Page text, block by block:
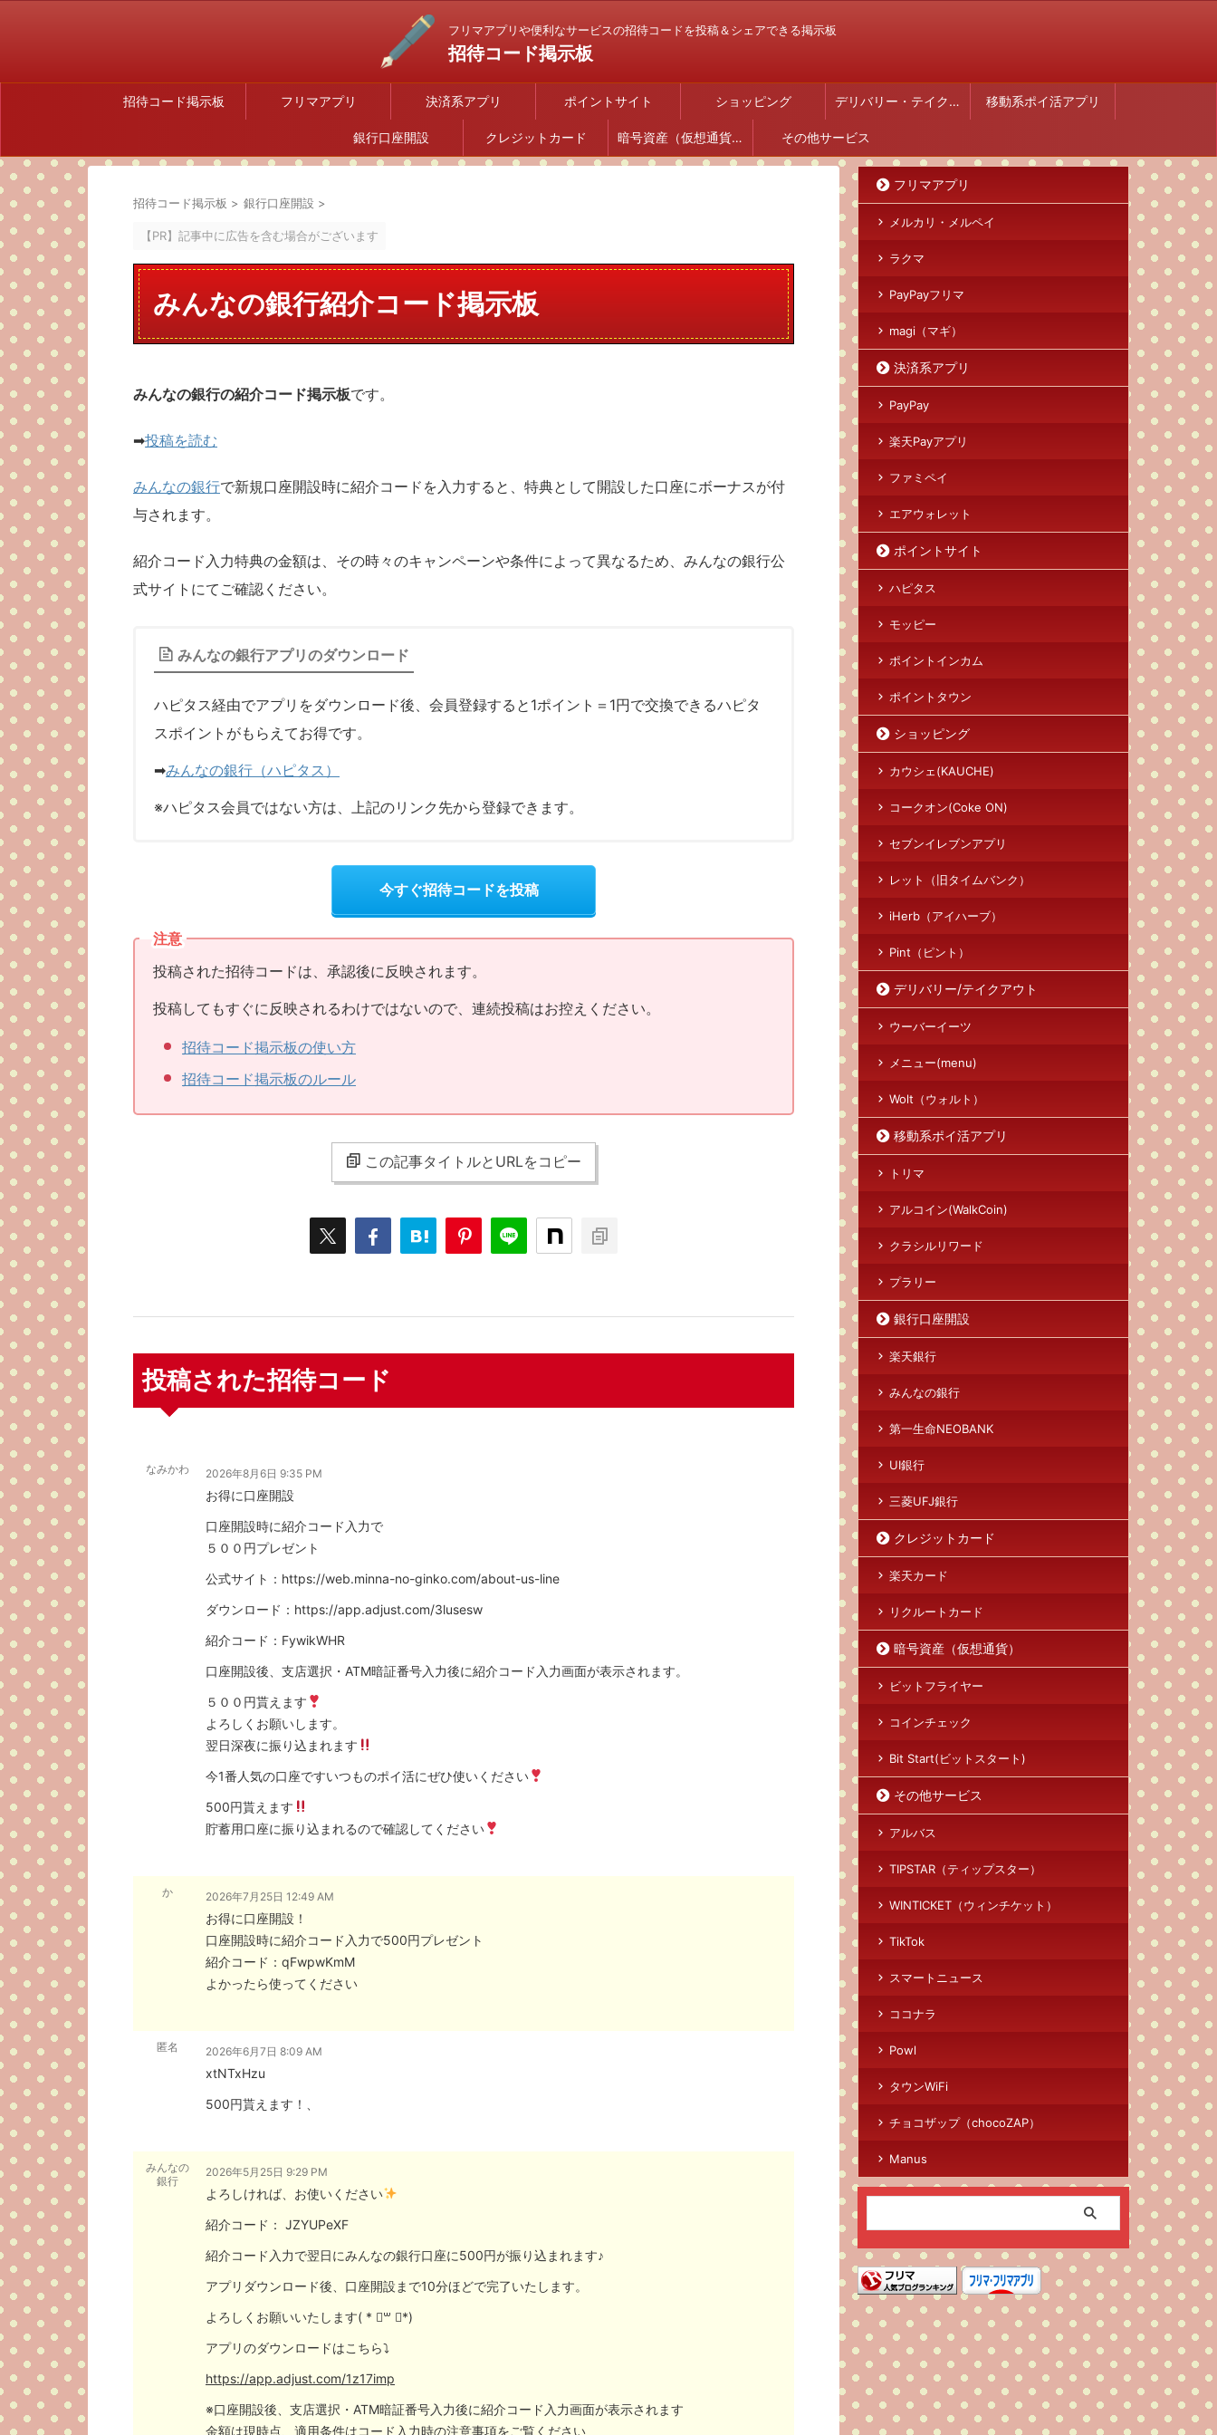
フリマアプリや便利なサービスの招待コードを投稿＆シェアできる掲示板
招待コード掲示板
招待コード掲示板 フリマアプリ 決済系アプリ ポイントサイト ショッピング デリバリー・テイクアウト 移動系ポイ活アプリ
銀行口座開設 クレジットカード 暗号資産（仮想通貨） その他サービス
招待コード掲示板 > 銀行口座開設 >
【PR】記事中に広告を含む場合がございます
みんなの銀行紹介コード掲示板
みんなの銀行の紹介コード掲示板です。
➡投稿を読む
みんなの銀行で新規口座開設時に紹介コードを入力すると、特典として開設した口座にボーナスが付
与されます。
紹介コード入力特典の金額は、その時々のキャンペーンや条件によって異なるため、みんなの銀行公
式サイトにてご確認ください。
みんなの銀行アプリのダウンロード
ハピタス経由でアプリをダウンロード後、会員登録すると1ポイント＝1円で交換できるハピタ
スポイントがもらえてお得です。
➡みんなの銀行（ハピタス）
※ハピタス会員ではない方は、上記のリンク先から登録できます。
今すぐ招待コードを投稿
注意
投稿された招待コードは、承認後に反映されます。
投稿してもすぐに反映されるわけではないので、連続投稿はお控えください。
招待コード掲示板の使い方
招待コード掲示板のルール
この記事タイトルとURLをコピー
投稿された招待コード
なみかわ 2026年8月6日 9:35 PM
お得に口座開設
口座開設時に紹介コード入力で
５００円プレゼント
公式サイト：https://web.minna-no-ginko.com/about-us-line
ダウンロード：https://app.adjust.com/3lusesw
紹介コード：FywikWHR
口座開設後、支店選択・ATM暗証番号入力後に紹介コード入力画面が表示されます。
５００円貰えます
よろしくお願いします。
翌日深夜に振り込まれます
今1番人気の口座ですいつものポイ活にぜひ使いください
500円貰えます
貯蓄用口座に振り込まれるので確認してください
か 2026年7月25日 12:49 AM
お得に口座開設！
口座開設時に紹介コード入力で500円プレゼント
紹介コード：qFwpwKmM
よかったら使ってください
匿名 2026年6月7日 8:09 AM
xtNTxHzu
500円貰えます！、
みんなの
銀行
2026年5月25日 9:29 PM
よろしければ、お使いください
紹介コード： JZYUPeXF
紹介コード入力で翌日にみんなの銀行口座に500円が振り込まれます♪︎
アプリダウンロード後、口座開設まで10分ほどで完了いたします。
よろしくお願いいたします( * ॑꒳ ॑*)
アプリのダウンロードはこちら⤵
https://app.adjust.com/1z17imp
※口座開設後、支店選択・ATM暗証番号入力後に紹介コード入力画面が表示されます
金額は現時点、適用条件はコード入力時の注意事項をご覧ください
フリマアプリ
メルカリ・メルペイ
ラクマ
PayPayフリマ
magi（マギ）
決済系アプリ
PayPay
楽天Payアプリ
ファミペイ
エアウォレット
ポイントサイト
ハピタス
モッピー
ポイントインカム
ポイントタウン
ショッピング
カウシェ(KAUCHE)
コークオン(Coke ON)
セブンイレブンアプリ
レット（旧タイムバンク）
iHerb（アイハーブ）
Pint（ピント）
デリバリー/テイクアウト
ウーバーイーツ
メニュー(menu)
Wolt（ウォルト）
移動系ポイ活アプリ
トリマ
アルコイン(WalkCoin)
クラシルリワード
プラリー
銀行口座開設
楽天銀行
みんなの銀行
第一生命NEOBANK
UI銀行
三菱UFJ銀行
クレジットカード
楽天カード
リクルートカード
暗号資産（仮想通貨）
ビットフライヤー
コインチェック
Bit Start(ビットスタート)
その他サービス
アルバス
TIPSTAR（ティップスター）
WINTICKET（ウィンチケット）
TikTok
スマートニュース
ココナラ
Powl
タウンWiFi
チョコザップ（chocoZAP）
Manus